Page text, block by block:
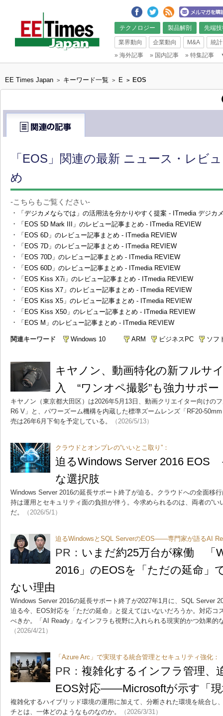
テクノロジー 製品解剖 先端
業界動向 企業動向 M&A
統計
» 海外記事 » 国内記事 » 特集記事
EE Times Japan > キーワード一覧 > E > EOS
「EOS」関連の最新 ニュース・レビ
め
-こちらもご覧ください-
・
「デジカメならでは」の活用法を分かりやすく提案 - ITmedia デジカ
・ 「EOS 5D Mark III」のレビュー記事まとめ - ITmedia REVIEW
・ 「EOS 6D」のレビュー記事まとめ - ITmedia REVIEW
・ 「EOS 7D」のレビュー記事まとめ - ITmedia REVIEW
・ 「EOS 70D」のレビュー記事まとめ - ITmedia REVIEW
・ 「EOS 60D」のレビュー記事まとめ - ITmedia REVIEW
・ 「EOS Kiss X7i」のレビュー記事まとめ - ITmedia REVIEW
・ 「EOS Kiss X7」のレビュー記事まとめ - ITmedia REVIEW
・ 「EOS Kiss X5」のレビュー記事まとめ - ITmedia REVIEW
・ 「EOS Kiss X50」のレビュー記事まとめ - ITmedia REVIEW
・ 「EOS M」のレビュー記事まとめ - ITmedia REVIEW
関連キーワード Windows 10 ARM ビジネスPC ソフ
キヤノン、動画特化の新フルサ
入 “ワンオペ撮影”も強力サポ
キヤノン（東京都大田区）は2026年5月13日、動画クリエイター向けの
R6 V」と、パワーズーム機構を内蔵した標準ズームレンズ「RF20-
売は26年6月下旬を予定している。
（2026/5/13）
クラウドとオンプレの“いいとこ取り”：
迫るWindows Server 2016 EOS
な選択肢
Windows Server 2016の延長サポート終了が迫る。クラウドへの全面移
持は運用とセキュリティ面の負担が伴う。今求められるのは、両者の“い
だ。
（2026/5/1）
迫るWindowsとSQL ServerのEOS――専門家が語るAI
PR： いまだ約25万台が稼働 「
2016」のEOSを「ただの延命」
ない理由
Windows Server 2016の延長サポート終了が2027年1月に、SQL Server
迫る今、EOS対応を「ただの延命」と捉えてはいないだろうか。対応コ
べきか。「AI Ready」なインフラも視野に入れられる現実的かつ効果的
（2026/4/21）
「Azure Arc」で実現する統合管理とセキュリティ強化：
PR： 複雑化するインフラ管理、
EOS対応――Microsoftが示す「
複雑化するハイブリッド環境の運用に加えて、分断された環境を統合し
チとは、一体どのようなものなのか。
（2026/3/31）